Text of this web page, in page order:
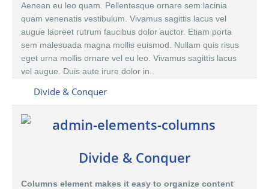
Aenean eu leo quam. Pellentesque ornare sem lacinia
quam venenatis vestibulum. Vivamus sagittis lacus vel
augue laoreet rutrum faucibus dolor auctor. Etiam porta
sem malesuada magna mollis euismod. Nullam quis risus
eget urna mollis ornare vel eu leo. Vivamus sagittis lacus
vel augue. Duis aute irure dolor in..
Divide & Conquer
Divide & Conquer
Columns element makes it easy to organize content